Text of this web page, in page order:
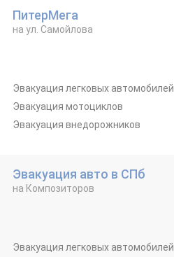
ПитерМега
на ул. Самойлова
Эвакуация легковых автомо­билей
Эвакуация мотоци­клов
Эвакуация внедоро­жников
Эвакуация авто в СПб
на Композиторов
Эвакуация легковых автомо­билей